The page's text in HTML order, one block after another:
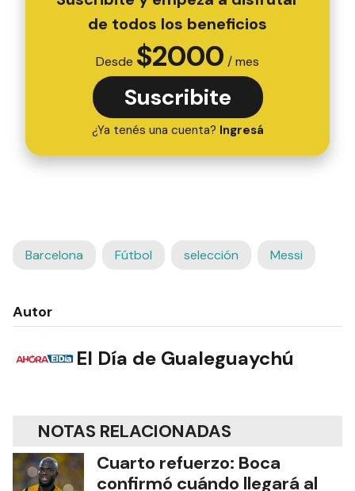
de todos los beneficios
Desde $2000 / mes
Suscribite
¿Ya tenés una cuenta? Ingresá
Barcelona Fútbol selección Messi
Autor
El Día de Gualeguaychú
NOTAS RELACIONADAS
Cuarto refuerzo: Boca
confirmó cuándo llegará al